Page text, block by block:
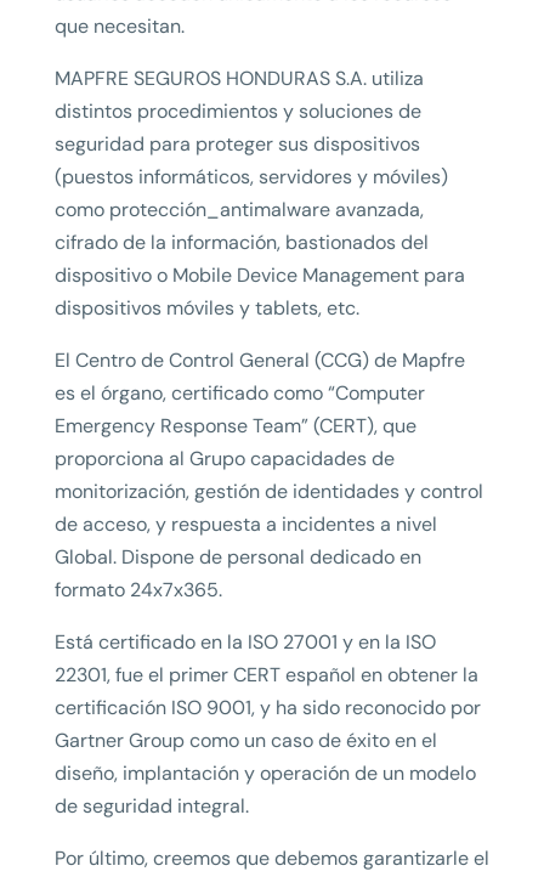
que necesitan.
MAPFRE SEGUROS HONDURAS S.A. utiliza
distintos procedimientos y soluciones de
seguridad para proteger sus dispositivos
(puestos informáticos, servidores y móviles)
como protección_antimalware avanzada,
cifrado de la información, bastionados del
dispositivo o Mobile Device Management para
dispositivos móviles y tablets, etc.
El Centro de Control General (CCG) de Mapfre
es el órgano, certificado como “Computer
Emergency Response Team” (CERT), que
proporciona al Grupo capacidades de
monitorización, gestión de identidades y control
de acceso, y respuesta a incidentes a nivel
Global. Dispone de personal dedicado en
formato 24x7x365.
Está certificado en la ISO 27001 y en la ISO
22301, fue el primer CERT español en obtener la
certificación ISO 9001, y ha sido reconocido por
Gartner Group como un caso de éxito en el
diseño, implantación y operación de un modelo
de seguridad integral.
Por último, creemos que debemos garantizarle el